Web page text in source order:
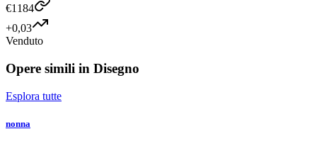
€1184
+0,03
Venduto
Opere simili in Disegno
Esplora tutte
nonna